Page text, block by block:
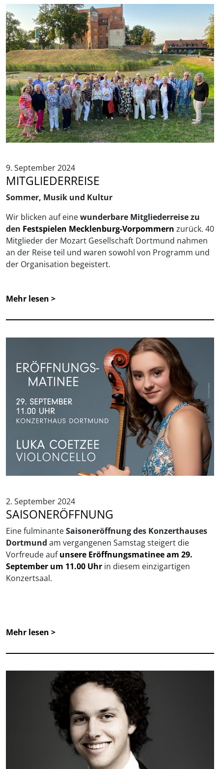
9. September 2024
MITGLIEDERREISE
Sommer, Musik und Kultur
Wir blicken auf einewunderbare Mitgliederreise zu
den Festspielen Mecklenburg-Vorpommern zurück. 40
Mitglieder der Mozart Gesellschaft Dortmund nahmen
an der Reise teil und waren sowohl von Programm und
der Organisation begeistert.
Mehr lesen >
2. September 2024
SAISONERÖFFNUNG
Eine fulminanteSaisoneröffnung des Konzerthauses
Dortmund am vergangenen Samstag steigert die
Vorfreude aufunsere Eröffnungsmatinee am 29.
September um 11.00 Uhr in diesem einzigartigen
Konzertsaal.
Mehr lesen >